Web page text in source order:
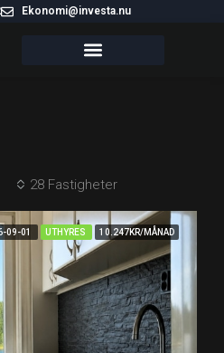
Ekonomi@investa.nu
28 Fastigheter
09-01 UTHYRES 10.247KR/MÅNAD